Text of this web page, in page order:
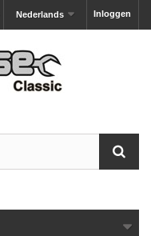
Inloggen
Nederlands